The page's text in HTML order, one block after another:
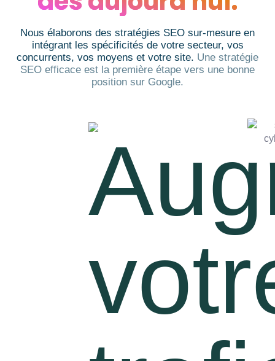
Nous élaborons des stratégies SEO sur-mesure en
intégrant les spécificités de votre secteur, vos
concurrents, vos moyens et votre site. Une stratégie
SEO efficace est la première étape vers une bonne
position sur Google.